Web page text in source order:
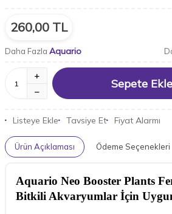
260,00 TL
Daha Fazla Aquario
Sepete Ekle
Listeye Ekle Tavsiye Et Fiyat Alarmı
Ürün Açıklaması Ödeme Seçenekleri
Aquario Neo Booster Plants
Bitkili Akvaryumlar İçin